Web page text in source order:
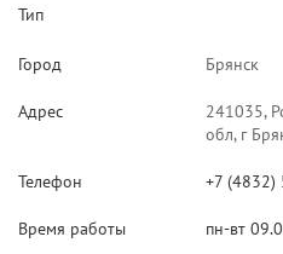
Тип
Город Брянск
Адрес
241035,
обл, г
Телефон +7
Время работы пн-вт